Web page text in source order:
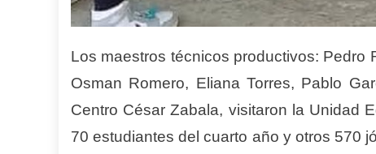
Los maestros técnicos productivos: Pedro
Osman Romero, Eliana Torres, Pablo
Centro César Zabala, visitaron la Unidad
70 estudiantes del cuarto año y otros 570